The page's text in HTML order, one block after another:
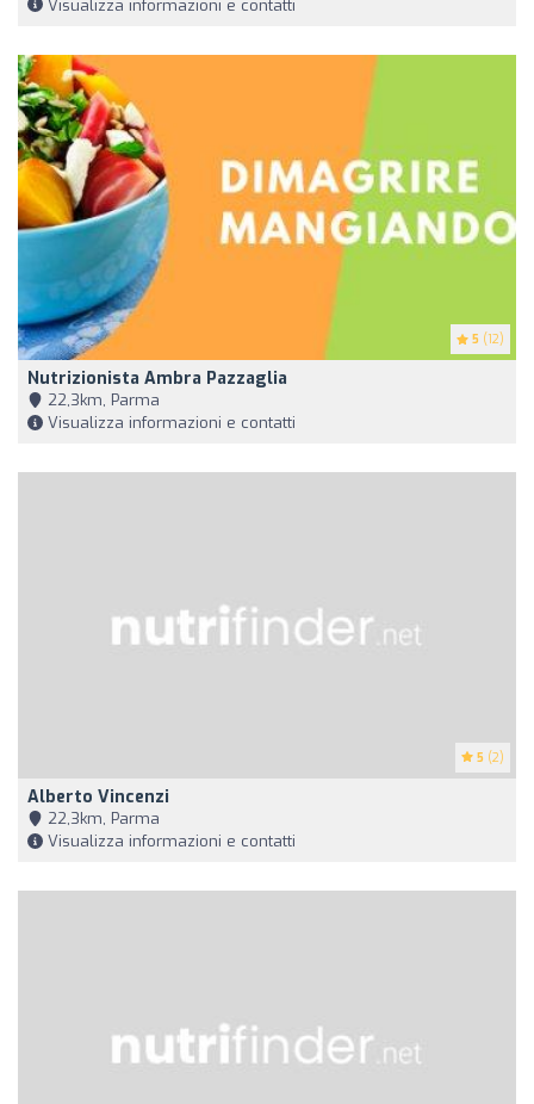
Visualizza informazioni e contatti
5 (12)
Nutrizionista Ambra Pazzaglia
22,3km, Parma
Visualizza informazioni e contatti
5 (2)
Alberto Vincenzi
22,3km, Parma
Visualizza informazioni e contatti